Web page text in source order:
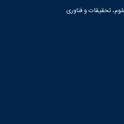
تحقیقات و فناوری